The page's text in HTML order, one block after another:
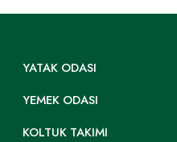
YATAK ODASI
YEMEK ODASI
KOLTUK TAKIMI